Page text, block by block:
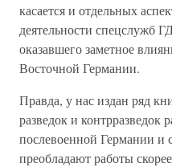
касается и отдельных
деятельности спецслужб
оказавшего заметное
Восточной Германии.
Правда, у нас издан ряд
разведок и контрразведок
послевоенной Германии и
преобладают работы